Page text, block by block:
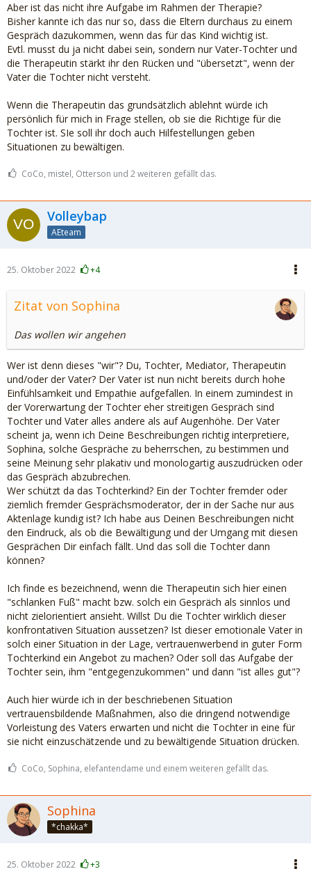
Aber ist das nicht ihre Aufgabe im Rahmen der Therapie?
Bisher kannte ich das nur so, dass die Eltern durchaus zu einem
Gespräch dazukommen, wenn das für das Kind wichtig ist.
Evtl. musst du ja nicht dabei sein, sondern nur Vater-Tochter und
die Therapeutin stärkt ihr den Rücken und "übersetzt", wenn der
Vater die Tochter nicht versteht.
Wenn die Therapeutin das grundsätzlich ablehnt würde ich
persönlich für mich in Frage stellen, ob sie die Richtige für die
Tochter ist. SIe soll ihr doch auch Hilfestellungen geben
Situationen zu bewältigen.
CoCo, mistel, Otterson und 2 weiteren gefällt das.
Volleybap
AEteam
25. Oktober 2022 +4
Zitat von Sophina
Das wollen wir angehen
Wer ist denn dieses "wir"? Du, Tochter, Mediator, Therapeutin
und/oder der Vater? Der Vater ist nun nicht bereits durch hohe
Einfühlsamkeit und Empathie aufgefallen. In einem zumindest in
der Vorerwartung der Tochter eher streitigen Gespräch sind
Tochter und Vater alles andere als auf Augenhöhe. Der Vater
scheint ja, wenn ich Deine Beschreibungen richtig interpretiere,
Sophina, solche Gespräche zu beherrschen, zu bestimmen und
seine Meinung sehr plakativ und monologartig auszudrücken oder
das Gespräch abzubrechen.
Wer schützt da das Tochterkind? Ein der Tochter fremder oder
ziemlich fremder Gesprächsmoderator, der in der Sache nur aus
Aktenlage kundig ist? Ich habe aus Deinen Beschreibungen nicht
den Eindruck, als ob die Bewältigung und der Umgang mit diesen
Gesprächen Dir einfach fällt. Und das soll die Tochter dann
können?
Ich finde es bezeichnend, wenn die Therapeutin sich hier einen
"schlanken Fuß" macht bzw. solch ein Gespräch als sinnlos und
nicht zielorientiert ansieht. Willst Du die Tochter wirklich dieser
konfrontativen Situation aussetzen? Ist dieser emotionale Vater in
solch einer Situation in der Lage, vertrauenwerbend in guter Form
Tochterkind ein Angebot zu machen? Oder soll das Aufgabe der
Tochter sein, ihm "entgegenzukommen" und dann "ist alles gut"?
Auch hier würde ich in der beschriebenen Situation
vertrauensbildende Maßnahmen, also die dringend notwendige
Vorleistung des Vaters erwarten und nicht die Tochter in eine für
sie nicht einzuschätzende und zu bewältigende Situation drücken.
CoCo, Sophina, elefantendame und einem weiteren gefällt das.
Sophina
*chakka*
25. Oktober 2022 +3